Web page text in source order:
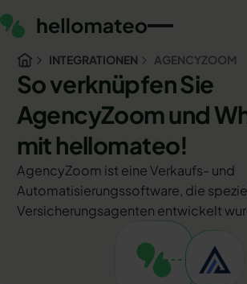
INTEGRATIONEN AGENCYZOOM
So verknüpfen Sie
AgencyZoom und
mit hellomateo!
AgencyZoom ist eine Verkaufs- und
Automatisierungssoftware, die
Versicherungsagenten entwickelt